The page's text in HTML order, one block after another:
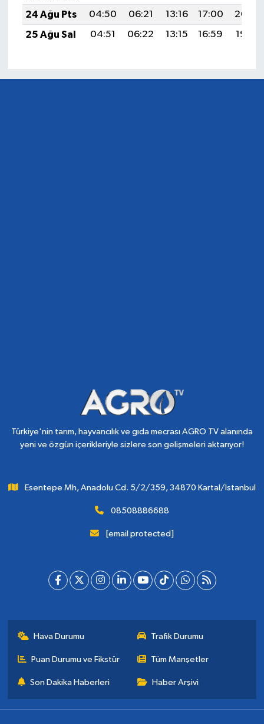
24 Ağu Pts
04:50 06:21 13:16 17:00
20:00
25 Ağu Sal
04:51 06:22 13:15 16:59 19:59
Türkiye'nin tarım, hayvancılık ve gıda mecrası AGRO TV alanında
yeni ve özgün içerikleriyle sizlere son gelişmeleri aktarıyor!
Esentepe Mh, Anadolu Cd. 5/2/359, 34870 Kartal/İstanbul
08508886688
[email protected]
Hava Durumu Trafik Durumu
Puan Durumu ve Fikstür Tüm Manşetler
Son Dakika Haberleri Haber Arşivi